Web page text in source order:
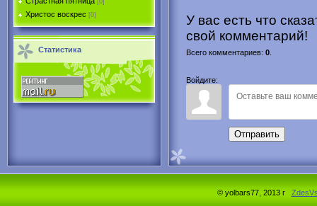
[0]
Христоc воскрес [0]
Статистика
У вас есть что
свой комментарий!
Всего комментариев: 0
Войдите:
Отправить
© yolbars77, 2013 г